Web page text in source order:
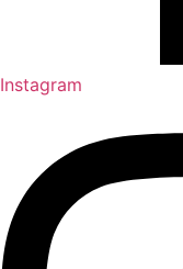
Instagram